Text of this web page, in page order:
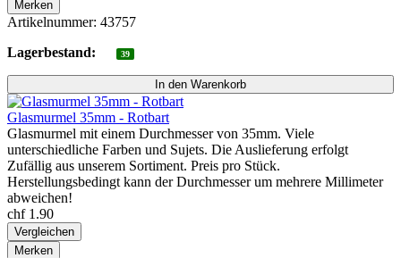
Merken
Artikelnummer: 43757
Lagerbestand:
39
Glasmurmel 35mm - Rotbart
Glasmurmel mit einem Durchmesser von 35mm. Viele
unterschiedliche Farben und Sujets. Die Auslieferung erfolgt
Zufällig aus unserem Sortiment. Preis pro Stück.
Herstellungsbedingt kann der Durchmesser um mehrere Millimeter
abweichen!
chf 1.90
Vergleichen
Merken